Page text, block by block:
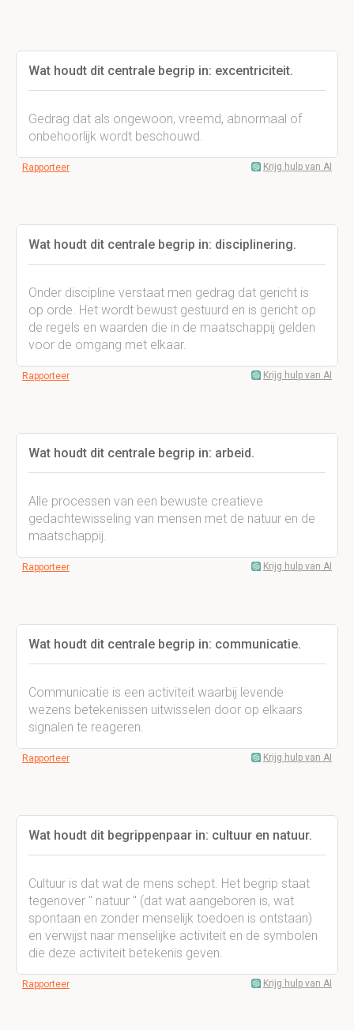
Wat houdt dit centrale begrip in: excentriciteit.
Gedrag dat als ongewoon, vreemd, abnormaal of
onbehoorlijk wordt beschouwd.
Rapporteer Krijg hulp van AI
Wat houdt dit centrale begrip in: disciplinering.
Onder discipline verstaat men gedrag dat gericht is
op orde. Het wordt bewust gestuurd en is gericht op
de regels en waarden die in de maatschappij gelden
voor de omgang met elkaar.
Rapporteer Krijg hulp van AI
Wat houdt dit centrale begrip in: arbeid.
Alle processen van een bewuste creatieve
gedachtewisseling van mensen met de natuur en de
maatschappij.
Rapporteer Krijg hulp van AI
Wat houdt dit centrale begrip in: communicatie.
Communicatie is een activiteit waarbij levende
wezens betekenissen uitwisselen door op elkaars
signalen te reageren.
Rapporteer Krijg hulp van AI
Wat houdt dit begrippenpaar in: cultuur en natuur.
Cultuur is dat wat de mens schept. Het begrip staat
tegenover " natuur " (dat wat aangeboren is, wat
spontaan en zonder menselijk toedoen is ontstaan)
en verwijst naar menselijke activiteit en de symbolen
die deze activiteit betekenis geven.
Rapporteer Krijg hulp van AI